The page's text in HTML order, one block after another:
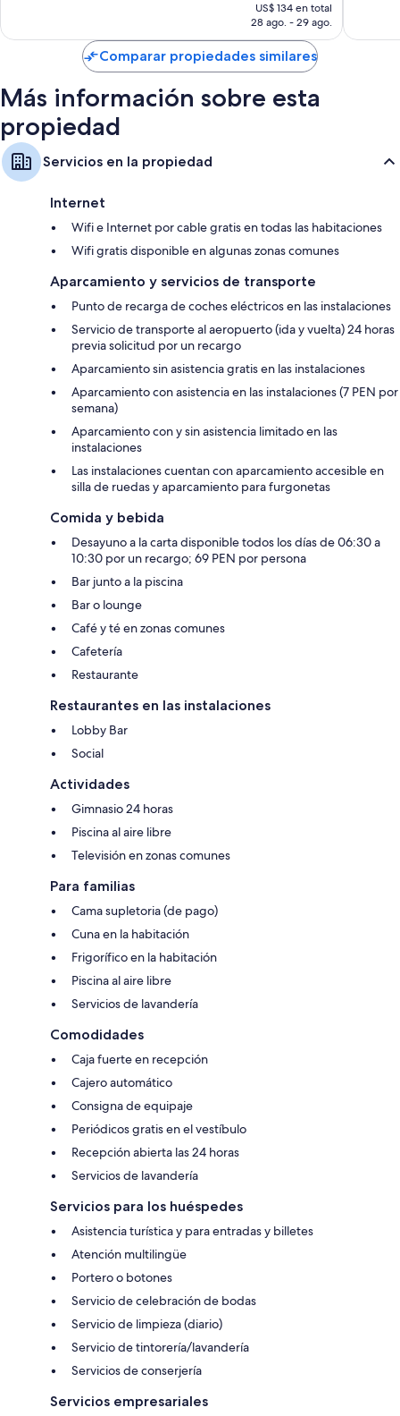
Televisiones de alta definición de 55 pulgadas con canales de
televisión por cable
Refrigeradores, cafeteras/teteras y servicio de limpieza diario
actual
de
US$ 122
US$ 134 en total
28 ago. - 29 ago.
Comparar propiedades similares
Más información sobre esta
propiedad
Servicios en la propiedad
Internet
Wifi e Internet por cable gratis en todas las habitaciones
Wifi gratis disponible en algunas zonas comunes
Aparcamiento y servicios de transporte
Punto de recarga de coches eléctricos en las instalaciones
Servicio de transporte al aeropuerto (ida y vuelta) 24 horas
previa solicitud por un recargo
Aparcamiento sin asistencia gratis en las instalaciones
Aparcamiento con asistencia en las instalaciones (7 PEN por
semana)
Aparcamiento con y sin asistencia limitado en las
instalaciones
Las instalaciones cuentan con aparcamiento accesible en
silla de ruedas y aparcamiento para furgonetas
Comida y bebida
Desayuno a la carta disponible todos los días de 06:30 a
10:30 por un recargo; 69 PEN por persona
Bar junto a la piscina
Bar o lounge
Café y té en zonas comunes
Cafetería
Restaurante
Restaurantes en las instalaciones
Lobby Bar
Social
Actividades
Gimnasio 24 horas
Piscina al aire libre
Televisión en zonas comunes
Para familias
Cama supletoria (de pago)
Cuna en la habitación
Frigorífico en la habitación
Piscina al aire libre
Servicios de lavandería
Comodidades
Caja fuerte en recepción
Cajero automático
Consigna de equipaje
Periódicos gratis en el vestíbulo
Recepción abierta las 24 horas
Servicios de lavandería
Servicios para los huéspedes
Asistencia turística y para entradas y billetes
Atención multilingüe
Portero o botones
Servicio de celebración de bodas
Servicio de limpieza (diario)
Servicio de tintorería/lavandería
Servicios de conserjería
Servicios empresariales